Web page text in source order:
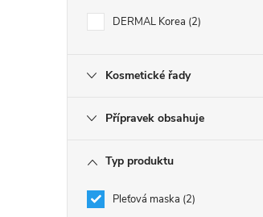
DERMAL Korea 2
Kosmetické řady
Přípravek obsahuje
Typ produktu
Pleťová maska 2